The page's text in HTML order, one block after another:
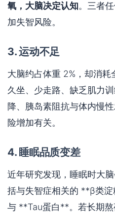
氧，大脑决定认知。三者
加失智风险。
3. 运动不足
大脑约占体重 2%，却消耗
久坐、少走路、缺乏肌力
降、胰岛素阻抗与体内慢
险增加有关。
4. 睡眠品质变差
近年研究发现，睡眠时大
括与失智症相关的 **β类
与 **Tau蛋白**。若长期